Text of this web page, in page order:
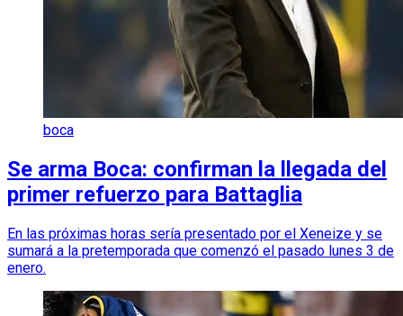
boca
Se arma Boca: confirman la llegada del
primer refuerzo para Battaglia
En las próximas horas sería presentado por el Xeneize y se
sumará a la pretemporada que comenzó el pasado lunes 3 de
enero.